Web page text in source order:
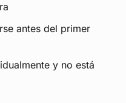
antes del primer
y no está